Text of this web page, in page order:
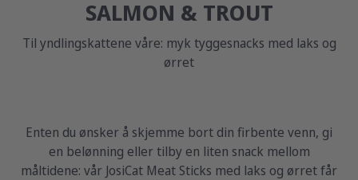
SALMON & TROUT
Til yndlingskattene våre: myk tyggesnacks med laks og
ørret
Enten du ønsker å skjemme bort din firbente venn, gi
en belønning eller tilby en liten snack mellom
måltidene: vår JosiCat Meat Sticks med laks og ørret får